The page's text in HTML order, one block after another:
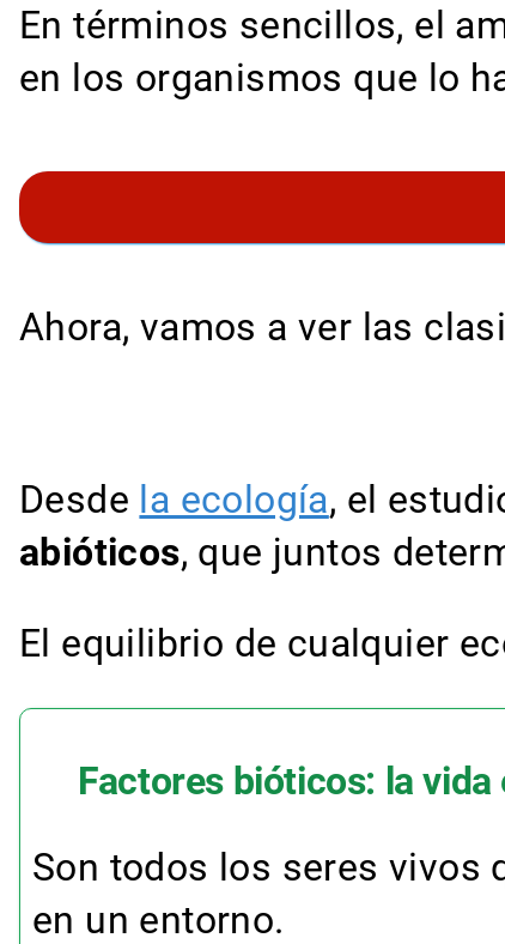
En términos sencillos, el
en los organismos que lo
Ahora, vamos a ver las
Desde la ecología, el
abióticos, que juntos
El equilibrio de cualquier
Factores bióticos: la vida
Son todos los seres vivos
en un entorno.